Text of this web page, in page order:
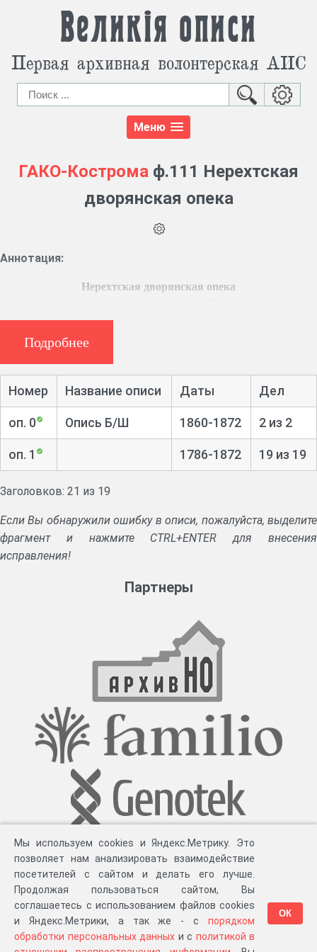
Великія описи
Первая архивная волонтерская АИС
Меню
ГАКО-Кострома ф.111 Нерехтская
дворянская опека
Аннотация:
Нерехтская дворянская опека
Указы и предписания губернского правления.
Журналы заседаний опеки.
Подробнее
Номер Название описи Даты Дел
оп. 0 Опись Б/Ш 1860-1872 2 из 2
оп. 1 1786-1872 19 из 19
Заголовков: 21 из 19
Если Вы обнаружили ошибку в описи, пожалуйста, выделите
фрагмент и нажмите CTRL+ENTER для внесения
исправления!
Партнеры
Разработка компании «Великіе предки», 2023-2026 гг. Блог.Суть проекта
Мы используем cookies и Яндекс.Метрику. Это
позволяет нам анализировать взаимодействие
посетителей с сайтом и делать его лучше.
Продолжая пользоваться сайтом, Вы
соглашаетесь с использованием файлов cookies
и Яндекс.Метрики, а так же - с порядком
обработки персональных данных и с политикой в
ОК